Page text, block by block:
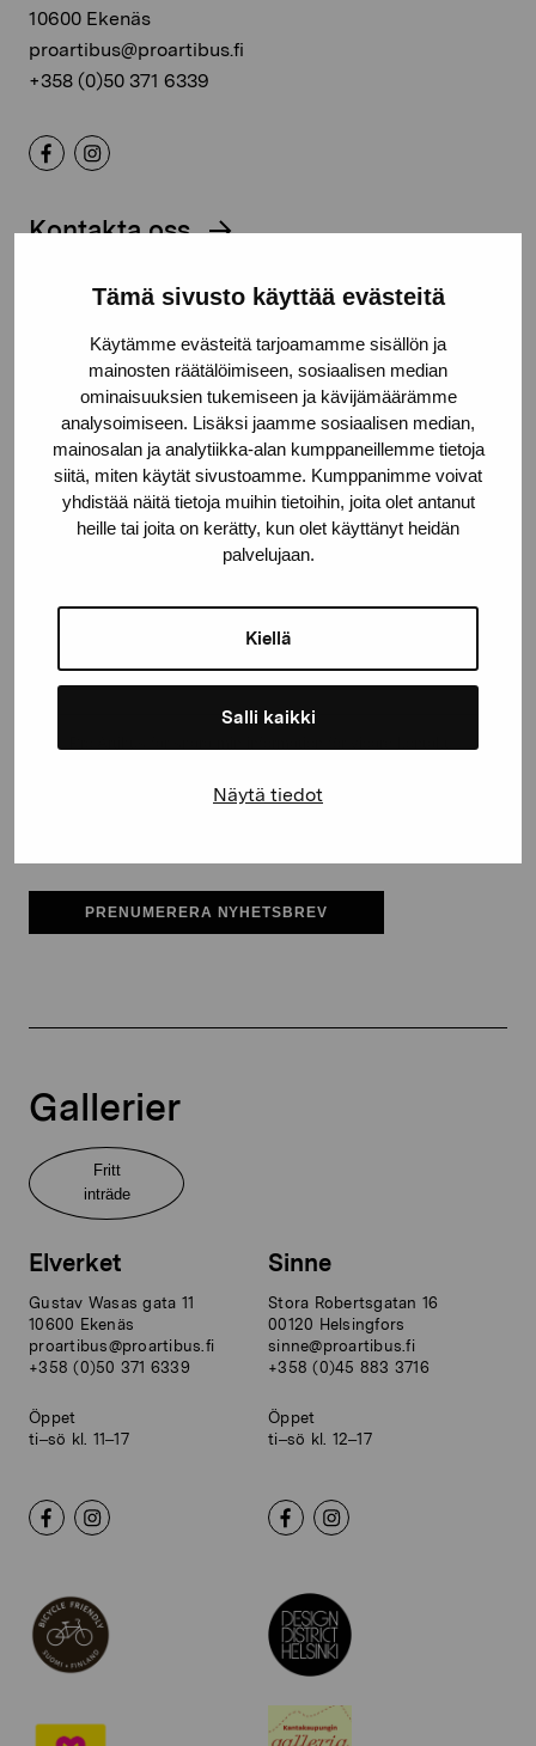
Tämä sivusto käyttää evästeitä
Käytämme evästeitä tarjoamamme sisällön ja
mainosten räätälöimiseen, sosiaalisen median
ominaisuuksien tukemiseen ja kävijämäärämme
analysoimiseen. Lisäksi jaamme sosiaalisen median,
mainosalan ja analytiikka-alan kumppaneillemme tietoja
siitä, miten käytät sivustoamme. Kumppanimme voivat
yhdistää näitä tietoja muihin tietoihin, joita olet antanut
heille tai joita on kerätty, kun olet käyttänyt heidän
palvelujaan.
Kiellä
Salli kaikki
Näytä tiedot
10600 Ekenäs
proartibus@proartibus.fi
+358 (0)50 371 6339
Kontakta oss
Håll dig uppdaterad om aktuella
utställningar och evenemang
Förnamn
Elverket & Pro Artibus
PRENUMERERA NYHETSBREV
Gallerier
Fritt
inträde
Elverket
Gustav Wasas gata 11
10600 Ekenäs
proartibus@proartibus.fi
+358 (0)50 371 6339
Öppet
ti–sö kl. 11–17
Sinne
Stora Robertsgatan 16
00120 Helsingfors
sinne@proartibus.fi
+358 (0)45 883 3716
Öppet
ti–sö kl. 12–17